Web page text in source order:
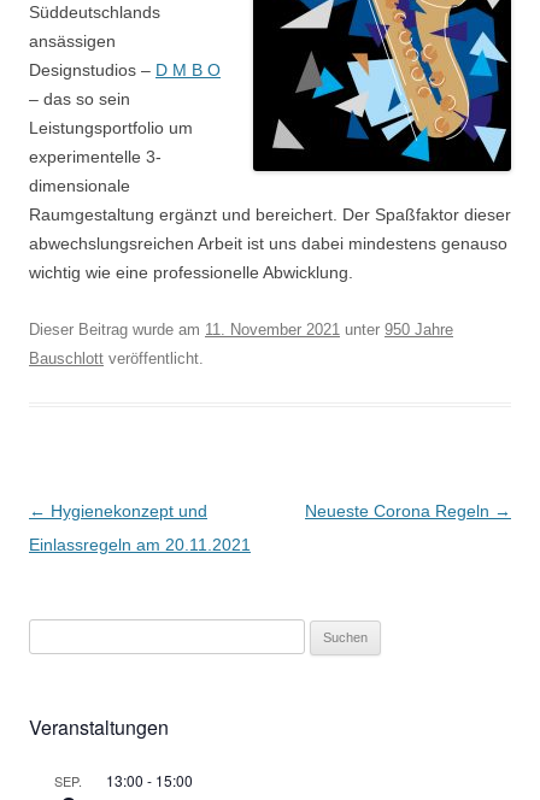
Süddeutschlands
ansässigen
Designstudios – D M B O
– das so sein
Leistungsportfolio um
experimentelle 3-
dimensionale
Raumgestaltung ergänzt und bereichert. Der Spaßfaktor dieser
abwechslungsreichen Arbeit ist uns dabei mindestens genauso
wichtig wie eine professionelle Abwicklung.
Dieser Beitrag wurde am 11. November 2021 unter 950 Jahre
Bauschlott veröffentlicht.
Beitragsnavigation
← Hygienekonzept und
Einlassregeln am 20.11.2021
Neueste Corona Regeln →
hVeranstaltungen
SEP. 13:00 - 15:00